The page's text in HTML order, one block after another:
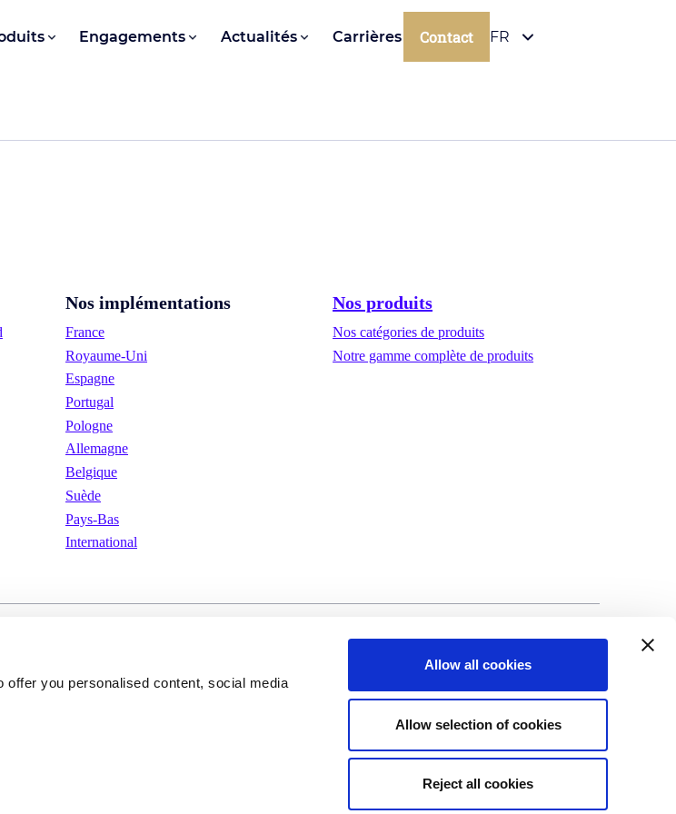
you personalised content, social media
Allow all cookies
Allow selection of cookies
Reject all cookies
Engagements Actualités Carrières Contact FR
Nos implémentations
France
Royaume-Uni
Espagne
Portugal
Pologne
Allemagne
Belgique
Suède
Pays-Bas
International
Nos produits
Nos catégories de produits
Notre gamme complète de produits
©Biscuit International 2023